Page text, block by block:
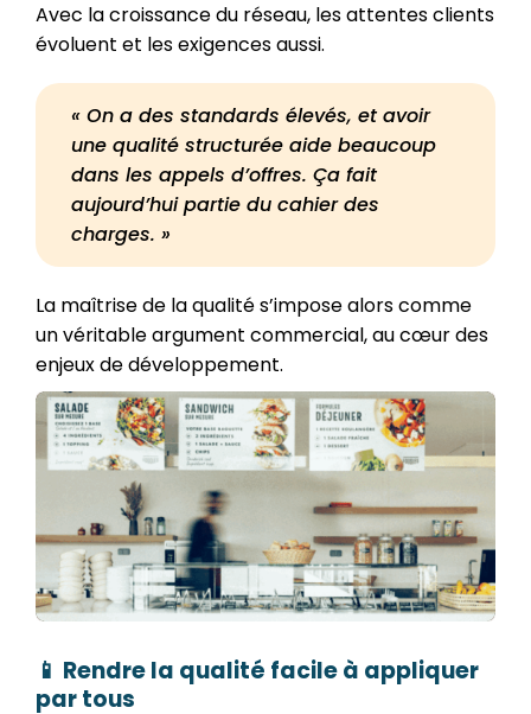
Avec la croissance du réseau, les attentes clients
évoluent et les exigences aussi.
« On a des standards élevés, et avoir
une qualité structurée aide beaucoup
dans les appels d’offres. Ça fait
aujourd’hui partie du cahier des
charges. »
La maîtrise de la qualité s’impose alors comme
un véritable argument commercial, au cœur des
enjeux de développement.
📱 Rendre la qualité facile à appliquer
par tous